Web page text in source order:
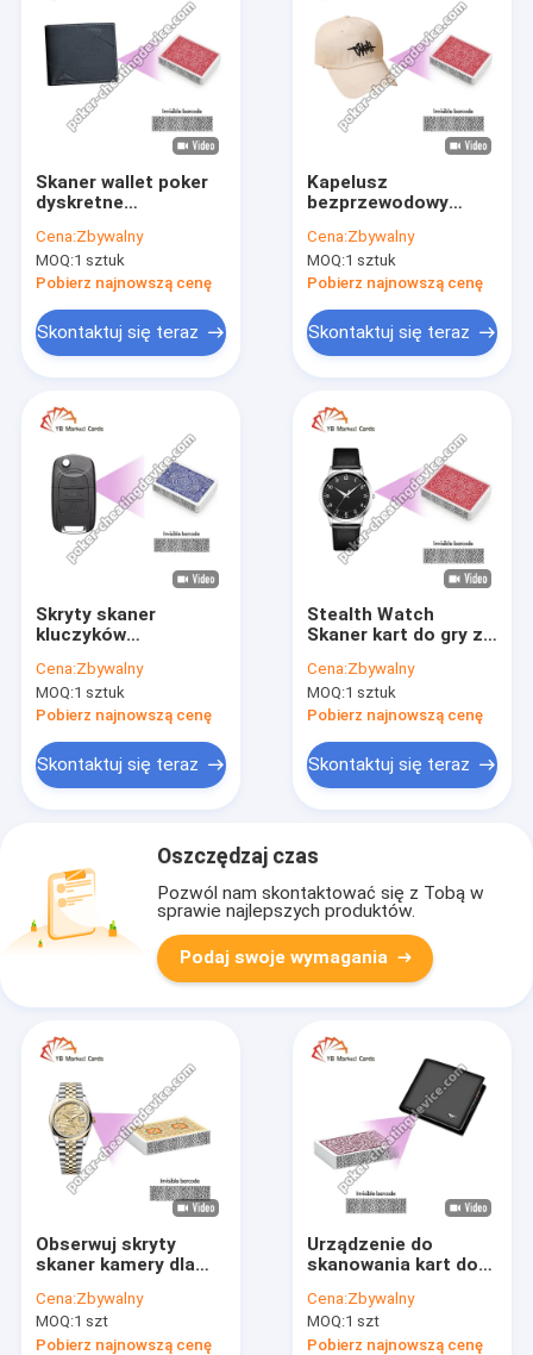
Skaner wallet poker
dyskretne
skutecznego
skanowania kart
pokerowych
Cena:Zbywalny
MOQ:1 sztuk
Pobierz najnowszą cenę
Skontaktuj się teraz
Kapelusz
bezprzewodowy
urządzenie do
oszukiwania pokera
do skanowania kart
Cena:Zbywalny
MOQ:1 sztuk
Pobierz najnowszą cenę
Skontaktuj się teraz
Skryty skaner
kluczyków
oszustw z kartami
kreskowymi. Zostań
niewykryty i wygrywaj.
Cena:Zbywalny
MOQ:1 sztuk
Pobierz najnowszą cenę
Skontaktuj się teraz
Stealth Watch
Skaner kart do gry z
kreskowym
Cena:Zbywalny
MOQ:1 sztuk
Pobierz najnowszą cenę
Skontaktuj się teraz
Oszczędzaj czas
Pozwól nam skontaktować się z Tobą w
sprawie najlepszych produktów.
Podaj swoje wymagania
Obserwuj skryty
skaner kamery dla
kodem kreskowym
Cena:Zbywalny
MOQ:1 szt
Pobierz najnowszą cenę
Urządzenie do
skanowania kart do
talii oznaczonych
kodem kreskowym
Cena:Zbywalny
MOQ:1 szt
Pobierz najnowszą cenę